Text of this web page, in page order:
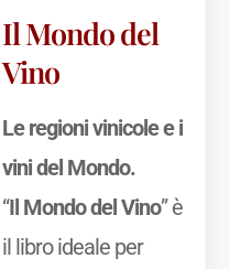
Il Mondo del
Vino
Le regioni vinicole e i
vini del Mondo.
“Il Mondo del Vino” è
il libro ideale per